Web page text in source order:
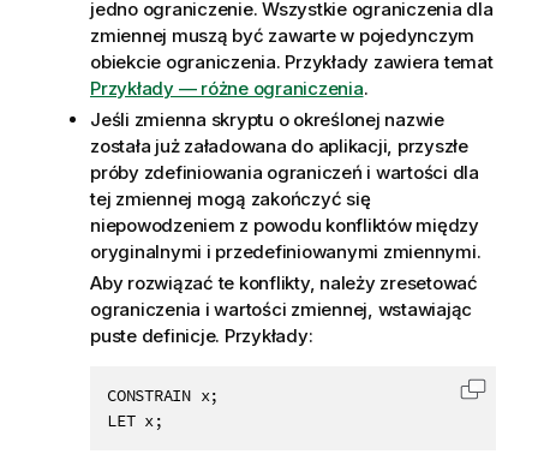
jedno ograniczenie. Wszystkie ograniczenia dla
zmiennej muszą być zawarte w pojedynczym
obiekcie ograniczenia. Przykłady zawiera temat
Przykłady — różne ograniczenia.
Jeśli zmienna skryptu o określonej nazwie
została już załadowana do aplikacji, przyszłe
próby zdefiniowania ograniczeń i wartości dla
tej zmiennej mogą zakończyć się
niepowodzeniem z powodu konfliktów między
oryginalnymi i przedefiniowanymi zmiennymi.
Aby rozwiązać te konflikty, należy zresetować
ograniczenia i wartości zmiennej, wstawiając
puste definicje. Przykłady:
CONSTRAIN x;